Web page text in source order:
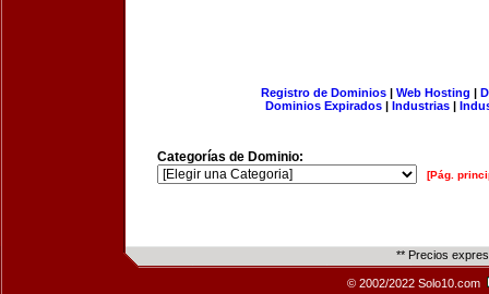
Registro de Dominios| Web Hosting |
Dominios Expirados | Industrias |
Categorías de Dominio:
[Pág.
** Precios
© 2002/2022 Solo10.com